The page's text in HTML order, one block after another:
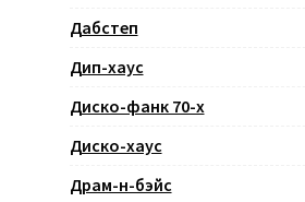
Дабстеп
Дип-хаус
Диско-фанк 70-х
Диско-хаус
Драм-н-бэйс